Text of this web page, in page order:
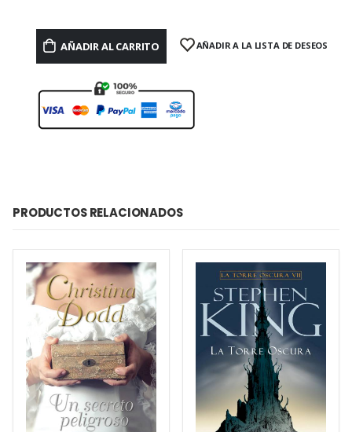
AÑADIR AL CARRITO AÑADIR A LA LISTA DE DESEOS
PRODUCTOS RELACIONADOS